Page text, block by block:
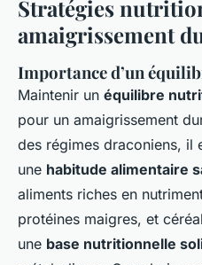
Stratégies
amaigrissement
Importance d’un
Maintenir un équilibre
pour un amaigrissement
des régimes draconiens, il
une habitude alimentaire
aliments riches en
protéines maigres, et
une base nutritionnelle